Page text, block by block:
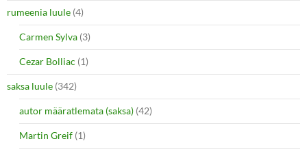
rumeenia luule (4)
Carmen Sylva (3)
Cezar Bolliac (1)
saksa luule (342)
autor määratlemata (saksa) (42)
Martin Greif (1)